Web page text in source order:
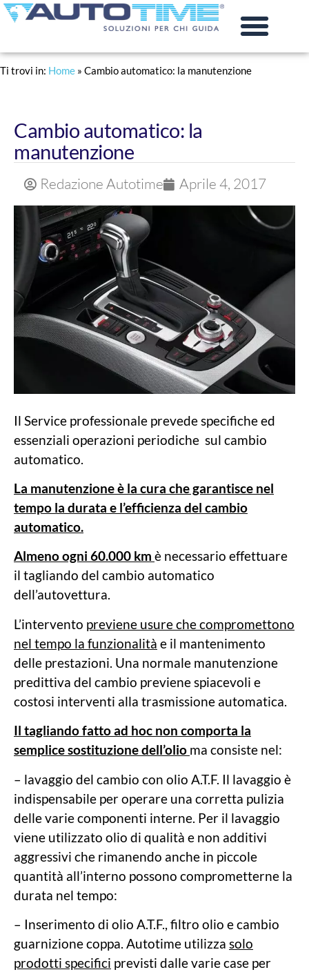
Ti trovi in: Home » Cambio automatico: la manutenzione
Cambio automatico: la
manutenzione
Redazione Autotime Aprile 4, 2017
Il Service professionale prevede specifiche ed
essenziali operazioni periodiche sul cambio
automatico.
La manutenzione è la cura che garantisce nel
tempo la durata e l’efficienza del cambio
automatico.
Almeno ogni 60.000 km è necessario effettuare
il tagliando del cambio automatico
dell’autovettura.
L’intervento previene usure che compromettono
nel tempo la funzionalità e il mantenimento
delle prestazioni. Una normale manutenzione
predittiva del cambio previene spiacevoli e
costosi interventi alla trasmissione automatica.
Il tagliando fatto ad hoc non comporta la
semplice sostituzione dell’olio ma consiste nel:
– lavaggio del cambio con olio A.T.F. Il lavaggio è
indispensabile per operare una corretta pulizia
delle varie componenti interne. Per il lavaggio
viene utilizzato olio di qualità e non additivi
aggressivi che rimanendo anche in piccole
quantità all’interno possono comprometterne la
durata nel tempo:
– Inserimento di olio A.T.F., filtro olio e cambio
guarnizione coppa. Autotime utilizza solo
prodotti specifici previsti dalle varie case per